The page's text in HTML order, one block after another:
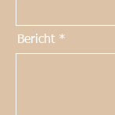
Bericht